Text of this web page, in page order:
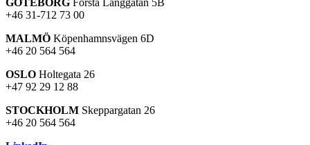
+46 31-712 73 00
MALMÖ Köpenhamnsvägen 6D
+46 20 564 564
OSLO Holtegata 26
+47 92 29 12 88
STOCKHOLM Skeppargatan 26
+46 20 564 564